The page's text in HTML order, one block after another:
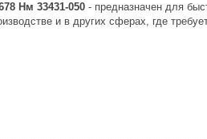
Нм 33431-050 - предназначен для
и в других сферах, где